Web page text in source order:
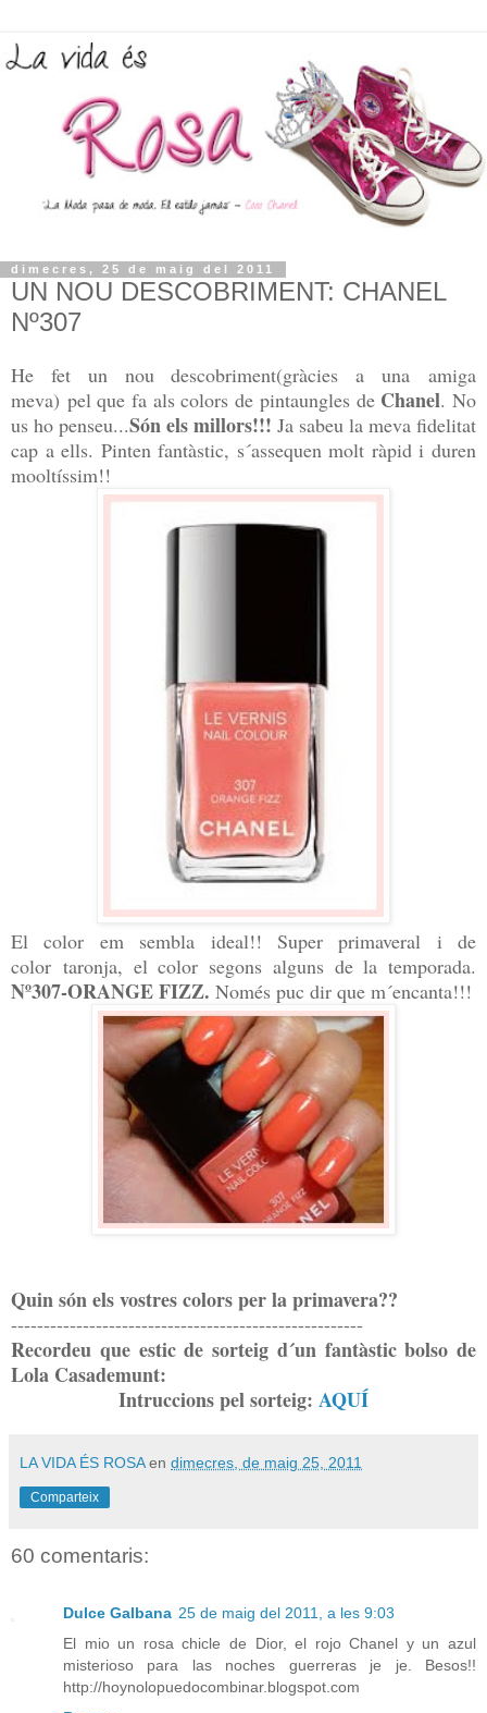
dimecres, 25 de maig del 2011
UN NOU DESCOBRIMENT: CHANEL
Nº307
He fet un nou descobriment(gràcies a una amiga
meva) pel que fa als colors de pintaungles de Chanel. No
us ho penseu...Són els millors!!! Ja sabeu la meva fidelitat
cap a ells. Pinten fantàstic, s´assequen molt ràpid i duren
mooltíssim!!
El color em sembla ideal!! Super primaveral i de
color taronja, el color segons alguns de la temporada.
Nº307-ORANGE FIZZ. Només puc dir que m´encanta!!!
Quin són els vostres colors per la primavera??
------------------------------------------------------
Recordeu que estic de sorteig d´un fantàstic bolso de
Lola Casademunt:
Intruccions pel sorteig: AQUÍ
LA VIDA ÉS ROSA en dimecres, de maig 25, 2011
Comparteix
60 comentaris:
Dulce Galbana 25 de maig del 2011, a les 9:03
El mio un rosa chicle de Dior, el rojo Chanel y un azul
misterioso para las noches guerreras je je. Besos!!
http://hoynolopuedocombinar.blogspot.com